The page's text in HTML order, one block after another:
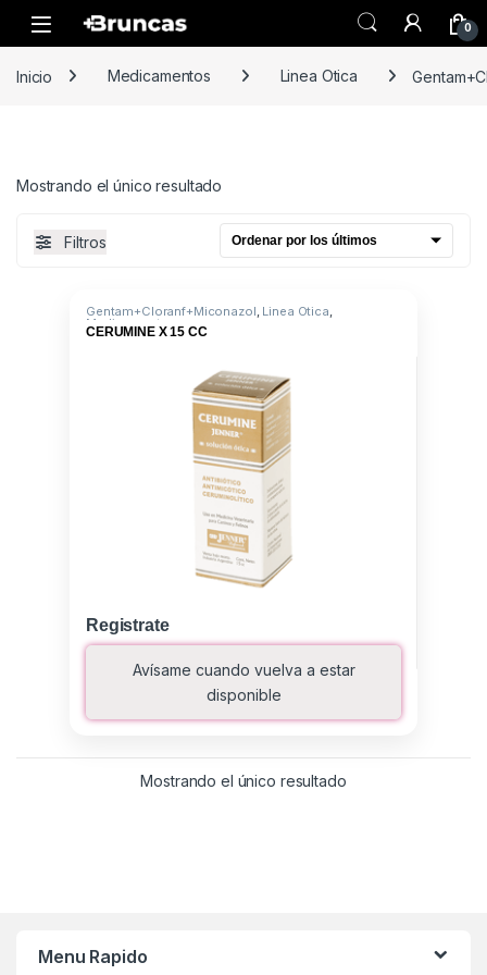
Skip to navigation
Skip to content
0
Inicio Medicamentos Linea Otica
Mostrando el único resultado
Filtros
Gentam+Cloranf+Miconazol, Linea Otica,
Medicamentos
CERUMINE X 15 CC
Registrate
Avísame cuando vuelva a estar
disponible
Mostrando el único resultado
Menu Rapido